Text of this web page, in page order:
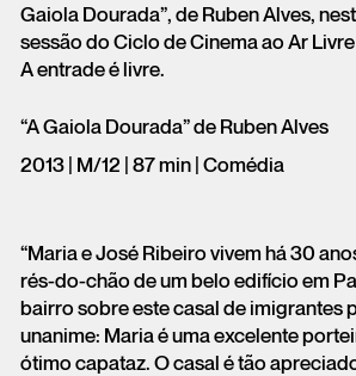
Gaiola Dourada”, de Ruben Alves,
sessão do Ciclo de Cinema ao Ar
A entrade é livre.
“A Gaiola Dourada” de Ruben Alves
2013 | M/12 | 87 min | Comédia
“Maria e José Ribeiro vivem há 30
rés-do-chão de um belo edifício em
bairro sobre este casal de imigrantes
unanime: Maria é uma excelente
ótimo capataz. O casal é tão